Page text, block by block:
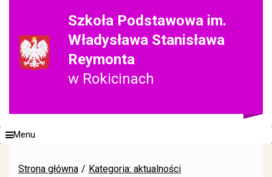
Szkoła Podstawowa im.
Władysława Stanisława
Reymonta
w Rokicinach
Menu
Strona główna
Kategoria: aktualności